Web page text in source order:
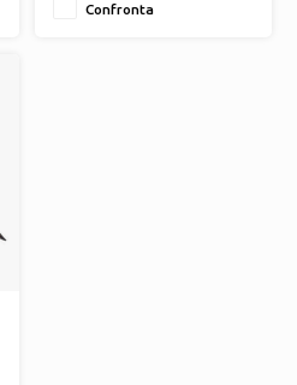
Confronta